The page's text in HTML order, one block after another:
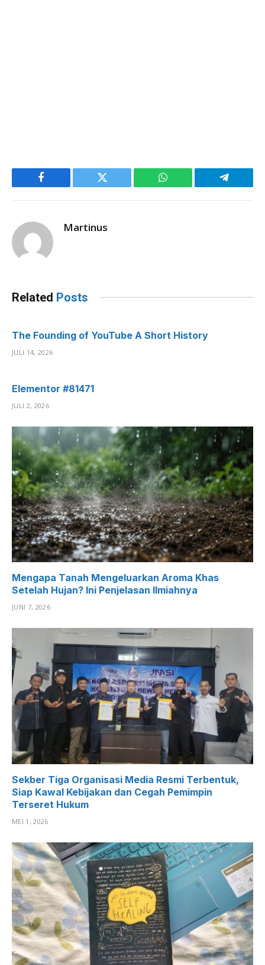
Facebook Twitter WhatsApp Telegram
Martinus
Related Posts
The Founding of YouTube A Short History
JULI 14, 2026
Elementor #81471
JULI 2, 2026
Mengapa Tanah Mengeluarkan Aroma Khas
Setelah Hujan? Ini Penjelasan Ilmiahnya
JUNI 7, 2026
Sekber Tiga Organisasi Media Resmi Terbentuk,
Siap Kawal Kebijakan dan Cegah Pemimpin
Terseret Hukum
MEI 1, 2026